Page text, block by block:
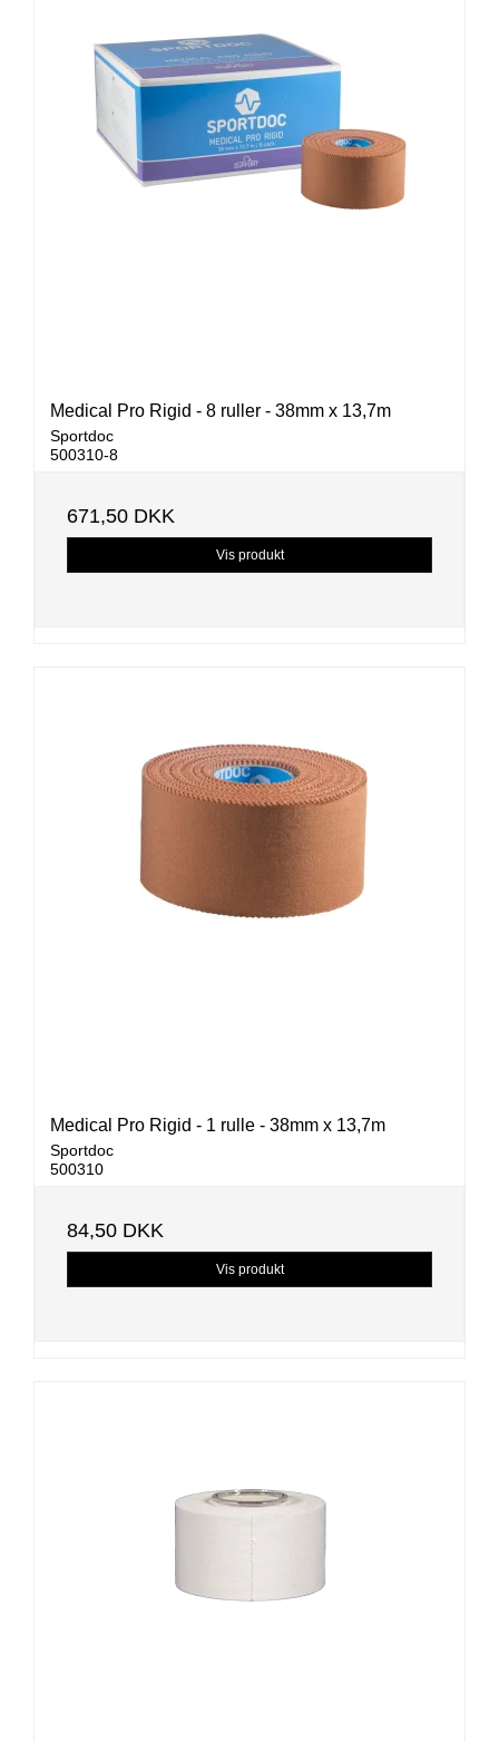
Medical Pro Rigid - 8 ruller - 38mm x 13,7m
Sportdoc
500310-8
671,50 DKK
Vis produkt
Medical Pro Rigid - 1 rulle - 38mm x 13,7m
Sportdoc
500310
84,50 DKK
Vis produkt